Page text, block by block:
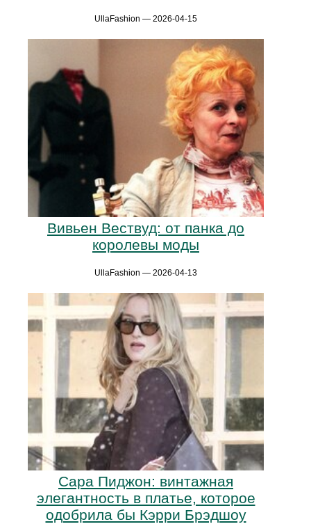
UllaFashion — 2026-04-15
Вивьен Вествуд: от панка до
королевы моды
UllaFashion — 2026-04-13
Сара Пиджон: винтажная
элегантность в платье, которое
одобрила бы Кэрри Брэдшоу